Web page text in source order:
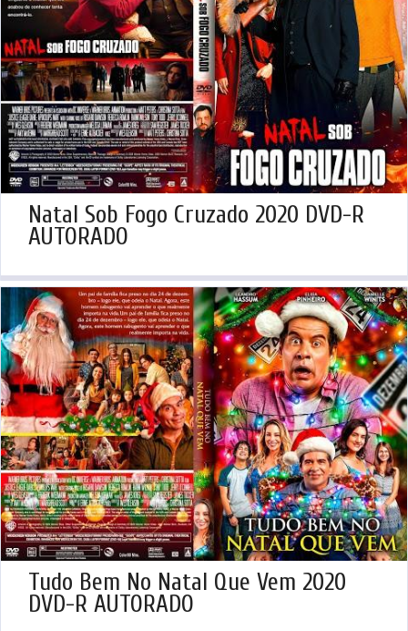
Natal Sob Fogo Cruzado 2020 DVD-R
AUTORADO
Tudo Bem No Natal Que Vem 2020
DVD-R AUTORADO